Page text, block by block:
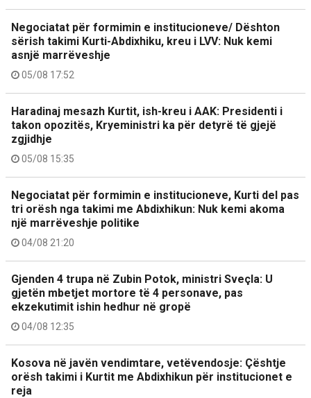
Negociatat për formimin e institucioneve/ Dështon
sërish takimi Kurti-Abdixhiku, kreu i LVV: Nuk kemi
asnjë marrëveshje
05/08 17:52
Haradinaj mesazh Kurtit, ish-kreu i AAK: Presidenti i
takon opozitës, Kryeministri ka për detyrë të gjejë
zgjidhje
05/08 15:35
Negociatat për formimin e institucioneve, Kurti del pas
tri orësh nga takimi me Abdixhikun: Nuk kemi akoma
një marrëveshje politike
04/08 21:20
Gjenden 4 trupa në Zubin Potok, ministri Sveçla: U
gjetën mbetjet mortore të 4 personave, pas
ekzekutimit ishin hedhur në gropë
04/08 12:35
Kosova në javën vendimtare, vetëvendosje: Çështje
orësh takimi i Kurtit me Abdixhikun për institucionet e
reja